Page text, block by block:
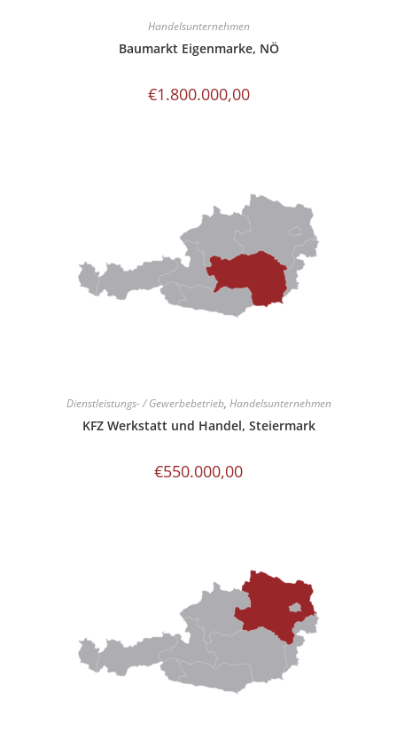
Handelsunternehmen
Baumarkt Eigenmarke, NÖ
€1.800.000,00
Dienstleistungs- / Gewerbebetrieb, Handelsunternehmen
KFZ Werkstatt und Handel, Steiermark
€550.000,00